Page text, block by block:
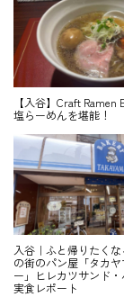
【入谷】Craft Ramen
塩らーめんを堪能！
入谷｜ふと帰りたくな
の街のパン屋「タカヤ
ー」ヒレカツサンド
実食レポート